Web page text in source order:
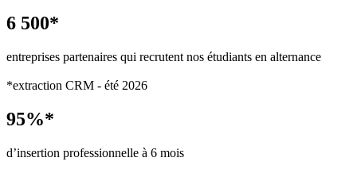
6 500*
entreprises partenaires qui recrutent nos étudiants en alternance
*extraction CRM - été 2026
95%*
d’insertion professionnelle à 6 mois